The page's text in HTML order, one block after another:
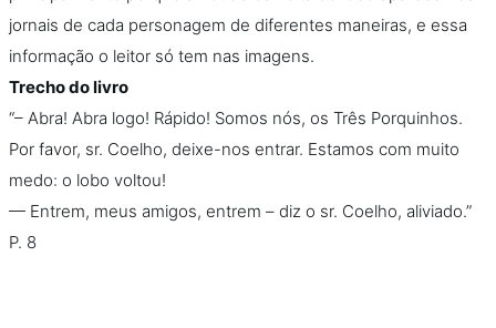
jornais de cada personagem de diferentes maneiras, e essa
informação o leitor só tem nas imagens.
Trecho do livro
“– Abra! Abra logo! Rápido! Somos nós, os Três Porquinhos.
Por favor, sr. Coelho, deixe-nos entrar. Estamos com muito
medo: o lobo voltou!
— Entrem, meus amigos, entrem – diz o sr. Coelho, aliviado.”
P. 8